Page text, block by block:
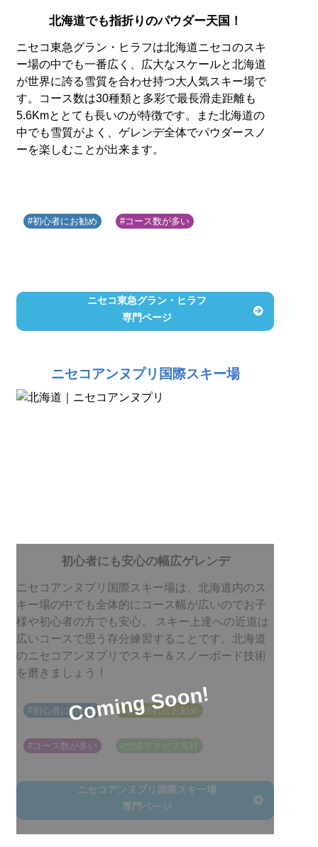
北海道でも指折りのパウダー天国！
ニセコ東急グラン・ヒラフは北海道ニセコのスキ
ー場の中でも一番広く、広大なスケールと北海道
が世界に誇る雪質を合わせ持つ大人気スキー場で
す。コース数は30種類と多彩で最長滑走距離も
5.6Kmととても長いのが特徴です。また北海道の
中でも雪質がよく、ゲレンデ全体でパウダースノ
ーを楽しむことが出来ます。
#初心者にお勧め #コース数が多い
ニセコ東急グラン・ヒラフ
専門ページ
ニセコアンヌプリ国際スキー場
初心者にも安心の幅広ゲレンデ
ニセコアンヌプリ国際スキー場は、北海道内のス
キー場の中でも全体的にコース幅が広いのでお子
様や初心者の方でも安心。 スキー上達への近道は
広いコースで思う存分練習することです。北海道
のニセコアンヌプリでスキー＆スノーボード技術
を磨きましょう！
#初心者にお勧め #子供連れにお勧め
#コース数が多い #空港アクセス良好
ニセコアンヌプリ国際スキー場
専門ページ